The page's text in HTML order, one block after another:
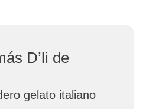
D’li de
gelato italiano